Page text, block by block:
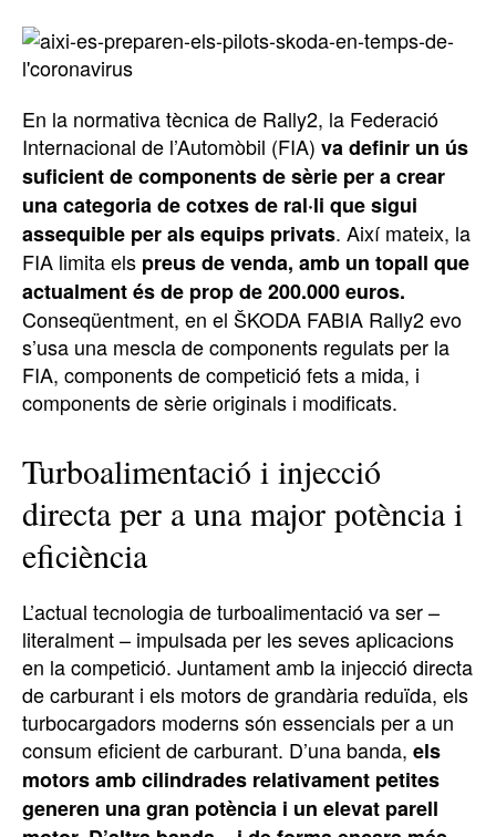
En la normativa tècnica de Rally2, la Federació
Internacional de l’Automòbil (FIA) va definir un ús
suficient de components de sèrie per a crear
una categoria de cotxes de ral·li que sigui
assequible per als equips privats. Així mateix, la
FIA limita els preus de venda, amb un topall que
actualment és de prop de 200.000 euros.
Conseqüentment, en el ŠKODA FABIA Rally2 evo
s’usa una mescla de components regulats per la
FIA, components de competició fets a mida, i
components de sèrie originals i modificats.
Turboalimentació i injecció
directa per a una major potència i
eficiència
L’actual tecnologia de turboalimentació va ser –
literalment – impulsada per les seves aplicacions
en la competició. Juntament amb la injecció directa
de carburant i els motors de grandària reduïda, els
turbocargadors moderns són essencials per a un
consum eficient de carburant. D’una banda, els
motors amb cilindrades relativament petites
generen una gran potència i un elevat parell